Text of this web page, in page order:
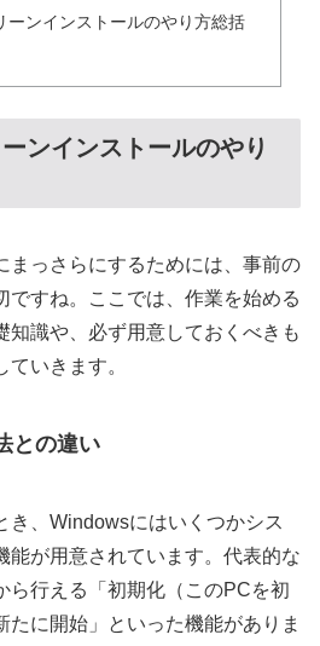
ーンインストールのやり方総括
ンインストールのやり
まっさらにするためには、事前の
ですね。ここでは、作業を始める
知識や、必ず用意しておくべきも
いきます。
との違い
き、Windowsにはいくつかシス
能が用意されています。代表的な
ら行える「初期化（このPCを初
たに開始」といった機能がありま